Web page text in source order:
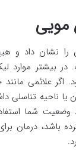
مویی
را نشان داد و
اگر علائمی
ناحیه تناسلی
وضعیت شما
باشد، درمان